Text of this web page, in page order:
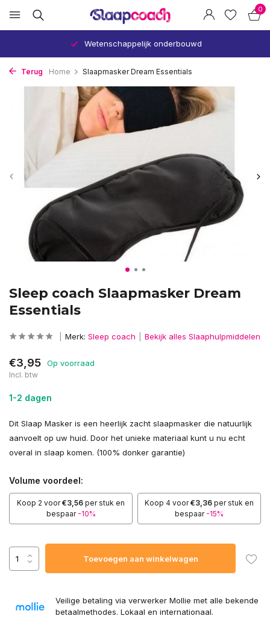
0
Wetenschappelijk onderbouwd
Terug Home Slaapmasker Dream Essentials
Sleep coach Slaapmasker Dream
Essentials
Merk: Sleep coach Bekijk alles Slaaphulpmiddelen
€3,95 Op voorraad
Incl. btw
1-2 dagen
Dit Slaap Masker is een heerlijk zacht slaapmasker die natuurlijk
aanvoelt op uw huid. Door het unieke materiaal kunt u nu echt
overal in slaap komen. (100% donker garantie)
Volume voordeel:
Koop 2 voor€3,56 per stuk en
bespaar -10%
Koop 4 voor€3,36 per stuk en
bespaar -15%
Toevoegen aan winkelwagen
Veilige betaling via verwerker Mollie met alle bekende
betaalmethodes. Lokaal en internationaal.